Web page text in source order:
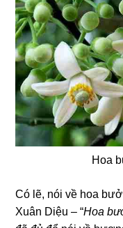
Hoa
Có lẽ, nói về hoa
Xuân Diệu – “Hoa